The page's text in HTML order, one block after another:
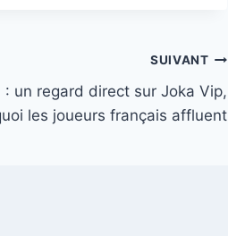
SUIVANT
: un regard direct sur Joka Vip,
les joueurs français affluent